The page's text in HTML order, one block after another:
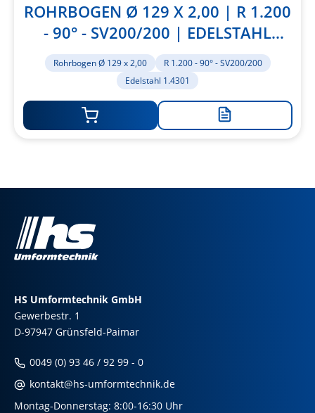
ROHRBOGEN Ø 129 X 2,00 | R 1.200
- 90° - SV200/200 | EDELSTAHL
1.4301
Rohrbogen Ø 129 x 2,00
R 1.200 - 90° - SV200/200
Edelstahl 1.4301
Zur
hinzufügen
HS Umformtechnik GmbH
Gewerbestr. 1
D-97947 Grünsfeld-Paimar
0049 (0) 93 46 / 92 99 - 0
kontakt@hs-umformtechnik.de
Montag-Donnerstag: 8:00-16:30 Uhr